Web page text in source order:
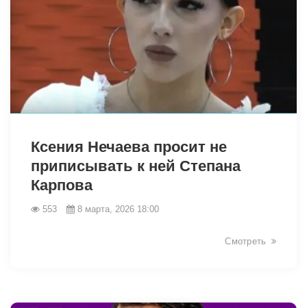
Ксения Нечаева просит не
приписывать к ней Степана
Карпова
553 8 марта, 2026 18:00
Смотреть